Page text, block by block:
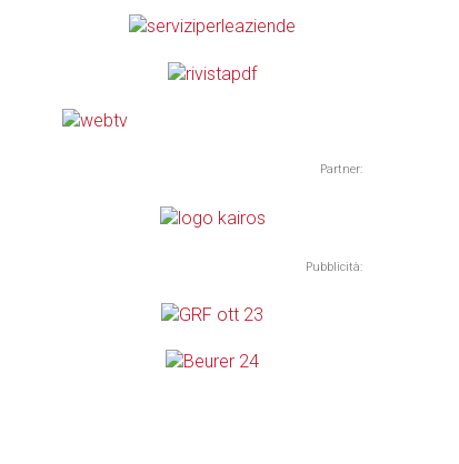
Partner:
Pubblicità: